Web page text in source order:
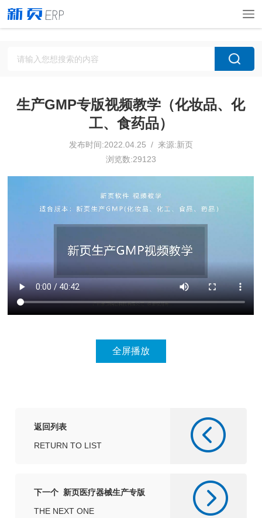
生产GMP专版视频教学（化妆品、化
工、食药品）
发布时间:2022.04.25 / 来源:新页
浏览数:29123
返回列表
RETURN TO LIST
下一个 新页医疗器械生产专版
（适合医疗器械生产型企业）
THE NEXT ONE